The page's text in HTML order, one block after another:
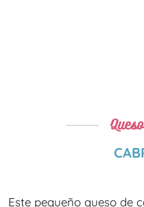
Este pequeño queso de